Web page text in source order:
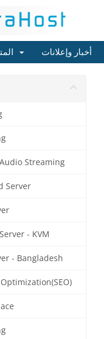
أخبار وإعلانات
Streaming
Server
- KVM
- Bangladesh